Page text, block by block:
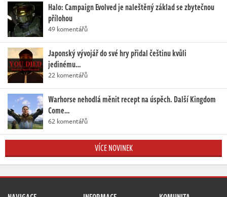
Halo: Campaign Evolved je naleštěný základ se zbytečnou
přílohou
49 komentářů
Japonský vývojář do své hry přidal češtinu kvůli
jedinému…
22 komentářů
Warhorse nehodlá měnit recept na úspěch. Další Kingdom
Come…
62 komentářů
VÍCE NOVINEK